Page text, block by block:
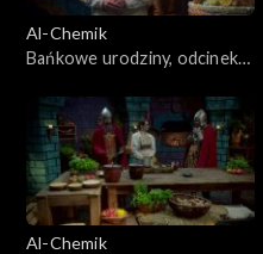
Al-Chemik
Bańkowe urodziny, odcinek
Al-Chemik